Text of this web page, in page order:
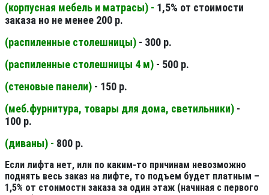
(корпусная мебель и матрасы) - 1,5% от стоимости
заказа но не менее 200 р.
(распиленные столешницы) - 300 р.
(распиленные столешницы 4 м) - 500 р.
(стеновые панели) - 150 р.
(меб.фурнитура, товары для дома, светильники) -
100 р.
(диваны) - 800 р.
Если лифта нет, или по каким-то причинам невозможно
поднять весь заказ на лифте, то подъем будет платным –
1,5% от стоимости заказа за один этаж (начиная с первого